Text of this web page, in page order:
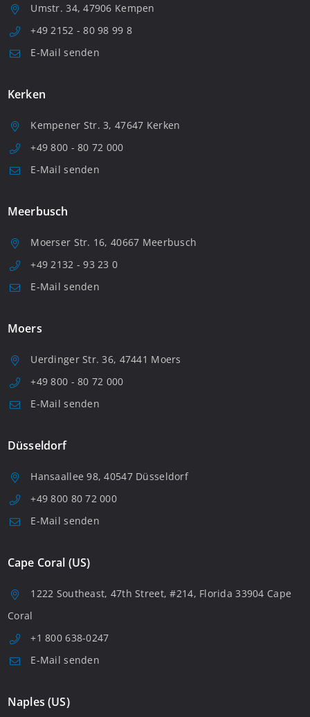
Umstr. 34, 47906 Kempen
+49 2152 - 80 98 99 8
E-Mail senden
Kerken
Kempener Str. 3, 47647 Kerken
+49 800 - 80 72 000
E-Mail senden
Meerbusch
Moerser Str. 16, 40667 Meerbusch
+49 2132 - 93 23 0
E-Mail senden
Moers
Uerdinger Str. 36, 47441 Moers
+49 800 - 80 72 000
E-Mail senden
Düsseldorf
Hansaallee 98, 40547 Düsseldorf
+49 800 80 72 000
E-Mail senden
Cape Coral (US)
1222 Southeast, 47th Street, #214, Florida 33904 Cape
Coral
+1 800 638-0247
E-Mail senden
Naples (US)